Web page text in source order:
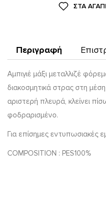
ΣΤΑ
Περιγραφή
Αμπιγιέ μάξι μεταλλιζέ
διακοσμητικά στρας στη
αριστερή πλευρά, κλείνει
φοδραρισμένο.
Για επίσημες εντυπωσιακές
COMPOSITION : PES100%